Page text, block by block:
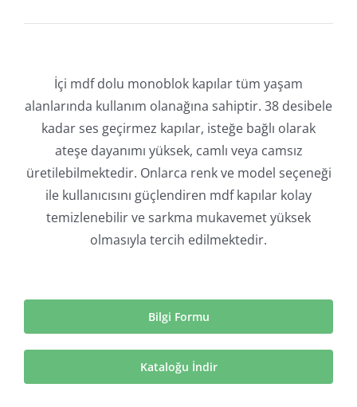
İçi mdf dolu monoblok kapılar tüm yaşam
alanlarında kullanım olanağına sahiptir. 38 desibele
kadar ses geçirmez kapılar, isteğe bağlı olarak
ateşe dayanımı yüksek, camlı veya camsız
üretilebilmektedir. Onlarca renk ve model seçeneği
ile kullanıcısını güçlendiren mdf kapılar kolay
temizlenebilir ve sarkma mukavemet yüksek
olmasıyla tercih edilmektedir.
Bilgi Formu
Kataloğu İndir